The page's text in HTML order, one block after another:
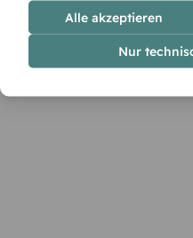
Alle akzeptieren
Nur